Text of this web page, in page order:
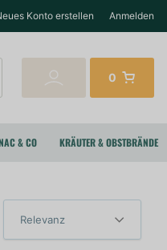
Konto erstellen Anmelden
0
& CO KRÄUTER & OBSTBRÄNDE